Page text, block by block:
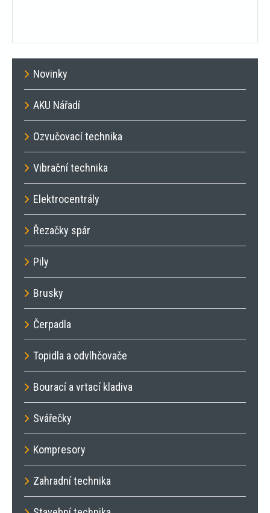
Novinky
AKU Nářadí
Ozvučovací technika
Vibrační technika
Elektrocentrály
Řezačky spár
Pily
Brusky
Čerpadla
Topidla a odvlhčovače
Bourací a vrtací kladiva
Svářečky
Kompresory
Zahradní technika